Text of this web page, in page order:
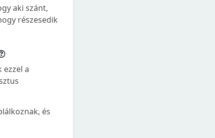
aki szánt,
részesedik
a
és